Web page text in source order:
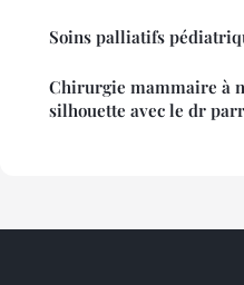
Soins palliatifs
Chirurgie mammaire à
silhouette avec le dr